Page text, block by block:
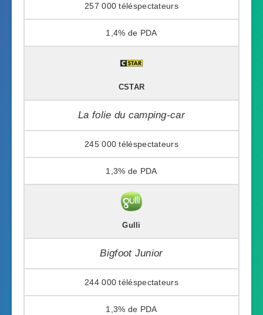
257 000
1,4%
CSTAR
La folie du camping-car
245 000
1,3%
Gulli
Bigfoot Junior
244 000
1,3%